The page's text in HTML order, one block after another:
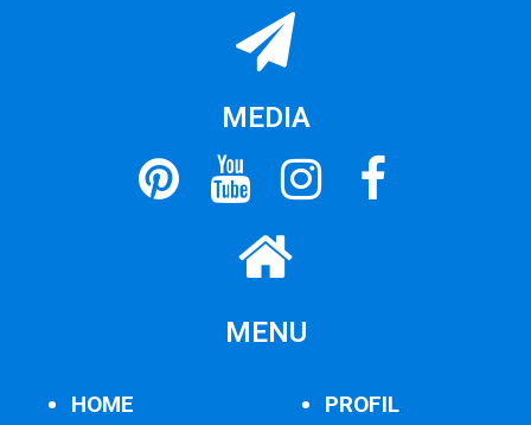
MEDIA
MENU
HOME PROFIL